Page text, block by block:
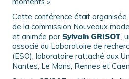
Cette conférence était organisée
de la commission Nouveaux
et animée par Sylvain GRISOT,
associé au Laboratoire de
(ESO), laboratoire rattaché aux
Nantes, Le Mans, Rennes et